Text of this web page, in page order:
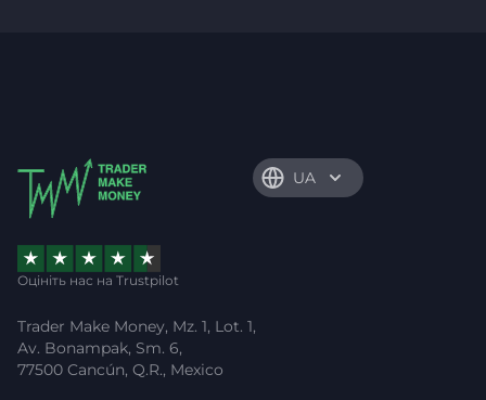
UA
Оцініть нас на Trustpilot
Trader Make Money, Mz. 1, Lot. 1,
Av. Bonampak, Sm. 6,
77500 Cancún, Q.R., Mexico